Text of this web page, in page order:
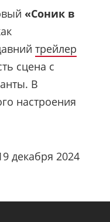
«Соник в
трейлер
сцена с
В
настроения
декабря 2024